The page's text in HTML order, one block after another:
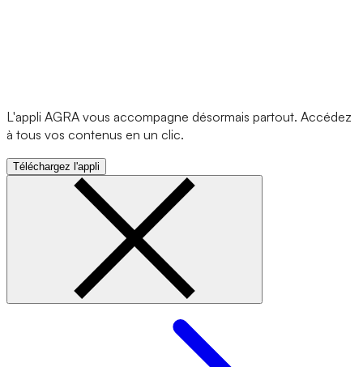
L'appli AGRA vous accompagne désormais partout. Accédez
à tous vos contenus en un clic.
Téléchargez l'appli